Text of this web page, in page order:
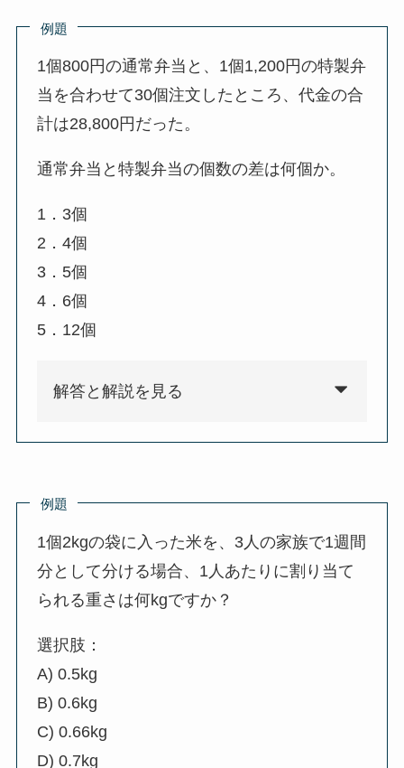
例題
1個800円の通常弁当と、1個1,200円の特製弁
当を合わせて30個注文したところ、代金の合
計は28,800円だった。
通常弁当と特製弁当の個数の差は何個か。
1．3個
2．4個
3．5個
4．6個
5．12個
解答と解説を見る
例題
1個2kgの袋に入った米を、3人の家族で1週間
分として分ける場合、1人あたりに割り当て
られる重さは何kgですか？
選択肢：
A) 0.5kg
B) 0.6kg
C) 0.66kg
D) 0.7kg